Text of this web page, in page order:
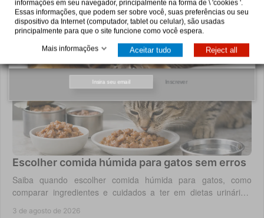
Inscrever
cada rotina diária do cão.
4 de agosto de 2026
Escolher comida húmida para gatos sem erros
Saiba quando escolher comida húmida para gatos, como
comparar ingredientes e cuidados a ter em dietas urinárias,
3 de agosto de 2026
informações em seu navegador, principalmente na forma de \ 'cookies '.
Essas informações, que podem ser sobre você, suas preferências ou seu
dispositivo da Internet (computador, tablet ou celular), são usadas
principalmente para que o site funcione como você espera.
Mais informações Aceitar tudo Reject all